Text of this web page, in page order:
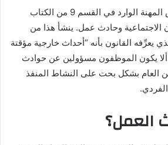
لا ينبغي الخلط بين مرض المهنة الوارد في القسم 9 من الكتاب
الاجتماعية وحادث عمل. ينشأ هذا من
يعرِّفه القانون بأنه “أحداث خارجية مؤقتة
يكون الموظفون مسؤولين عن حوادث
العام بشكل بحت على النشاط المنفذ
العمل؟